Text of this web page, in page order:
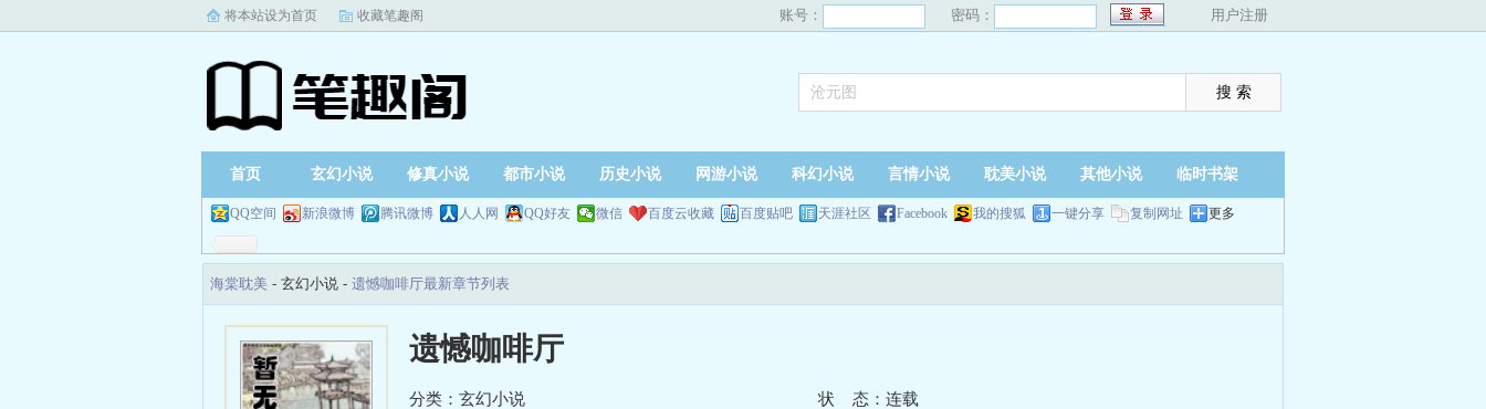
将本站设为首页 收藏笔趣阁 账号： 密码： 用户注册
首页 玄幻小说 修真小说 都市小说 历史小说 网游小说 科幻小说 言情小说 耽美小说 其他小说 临时书架
QQ空间 新浪微博 腾讯微博 人人网 QQ好友 微信 百度云收藏 百度贴吧 天涯社区 Facebook 我的搜狐 一键分享 复制网址 更多
海棠耽美 - 玄幻小说 - 遗憾咖啡厅最新章节列表
遗憾咖啡厅
分类：玄幻小说 状 态：连载